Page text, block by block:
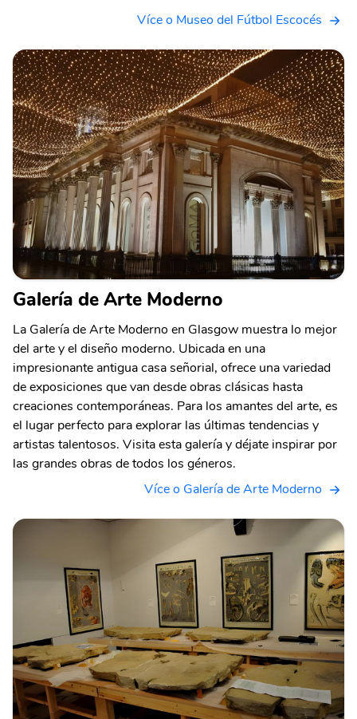
Více o Museo del Fútbol Escocés
Galería de Arte Moderno
La Galería de Arte Moderno en Glasgow muestra lo mejor
del arte y el diseño moderno. Ubicada en una
impresionante antigua casa señorial, ofrece una variedad
de exposiciones que van desde obras clásicas hasta
creaciones contemporáneas. Para los amantes del arte, es
el lugar perfecto para explorar las últimas tendencias y
artistas talentosos. Visita esta galería y déjate inspirar por
las grandes obras de todos los géneros.
Více o Galería de Arte Moderno